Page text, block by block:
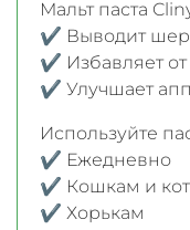
Мальт паста
✔ Выводит
✔ Избавляет от
✔ Улучшает
Используйте
✔ Ежедневно
✔ Кошкам и
✔ Хорькам